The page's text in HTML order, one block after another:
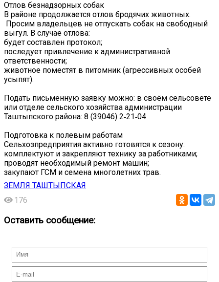
Отлов безнадзорных собак
В районе продолжается отлов бродячих животных.
️ Просим владельцев не отпускать собак на свободный
выгул. В случае отлова:
будет составлен протокол;
последует привлечение к административной
ответственности;
животное поместят в питомник (агрессивных особей
усыпят).
Подать письменную заявку можно: в своём сельсовете
или отделе сельского хозяйства администрации
Таштыпского района: 8 (39046) 2‑21‑04
Подготовка к полевым работам
Сельхозпредприятия активно готовятся к сезону:
комплектуют и закрепляют технику за работниками;
проводят необходимый ремонт машин;
закупают ГСМ и семена многолетних трав.
ЗЕМЛЯ ТАШТЫПСКАЯ
176
Оставить сообщение: